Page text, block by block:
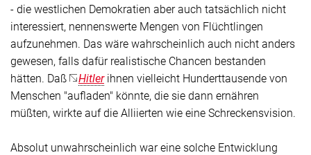
- die westlichen Demokratien aber auch tatsächlich nicht
interessiert, nennenswerte Mengen von Flüchtlingen
aufzunehmen. Das wäre wahrscheinlich auch nicht anders
gewesen, falls dafür realistische Chancen bestanden
hätten. Daß
Hitlerihnen vielleicht Hunderttausende von
Menschen "aufladen" könnte, die sie dann ernähren
müßten, wirkte auf die Alliierten wie eine Schreckensvision.
Absolut unwahrscheinlich war eine solche Entwicklung